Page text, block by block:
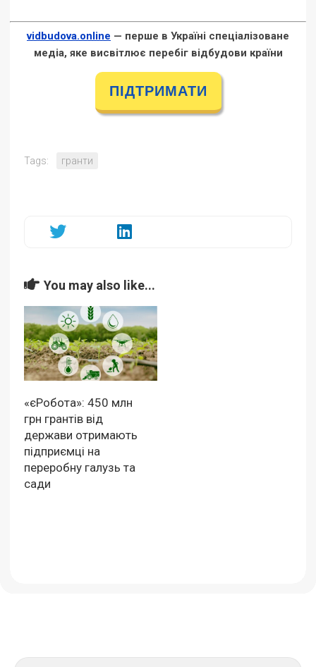
vidbudova.online — перше в Україні спеціалізоване
медіа, яке висвітлює перебіг відбудови країни
ПІДТРИМАТИ
Tags: гранти
You may also like...
«єРобота»: 450 млн
грн грантів від
держави отримають
підприємці на
переробну галузь та
сади